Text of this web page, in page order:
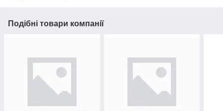
Подібні товари компанії